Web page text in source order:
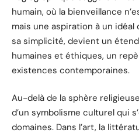
humain, où la bienveillance
mais une aspiration à un idéal
sa simplicité, devient un
humaines et éthiques, un
existences contemporaines.
Au-delà de la sphère
d’un symbolisme culturel qui
domaines. Dans l’art, la